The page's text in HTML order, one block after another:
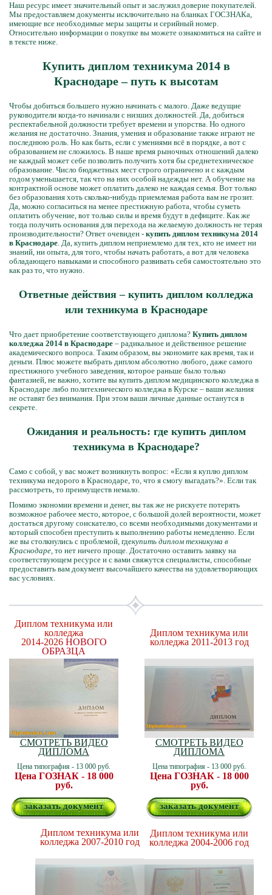
Наш ресурс имеет значительный опыт и заслужил доверие покупателей.
Мы предоставляем документы исключительно на бланках ГОСЗНАКа,
имеющие все необходимые меры защиты и серийный номер.
Относительно информации о покупке вы можете ознакомиться на сайте и
в тексте ниже.
Купить диплом техникума 2014 в
Краснодаре – путь к высотам
Чтобы добиться большего нужно начинать с малого. Даже ведущие
руководители когда-то начинали с низших должностей. Да, добиться
респектабельной должности требует времени и упорства. Но одного
желания не достаточно. Знания, умения и образование также играют не
последнюю роль. Но как быть, если с умениями всё в порядке, а вот с
образованием не сложилось. В наше время рыночных отношений далеко
не каждый может себе позволить получить хотя бы среднетехническое
образование. Число бюджетных мест строго ограничено и с каждым
годом уменьшается, так что на них особой надежды нет. А обучение на
контрактной основе может оплатить далеко не каждая семья. Вот только
без образования хоть сколько-нибудь приемлемая работа вам не грозит.
Да, можно согласиться на менее престижную работа, чтобы суметь
оплатить обучение, вот только силы и время будут в дефиците. Как же
тогда получить основания для перехода на желаемую должность не теряя
производительности? Ответ очевиден - купить диплом техникума 2014
в Краснодаре. Да, купить диплом неприемлемо для тех, кто не имеет ни
знаний, ни опыта, для того, чтобы начать работать, а вот для человека
обладающего навыками и способного развивать себя самостоятельно это
как раз то, что нужно.
Ответные действия – купить диплом колледжа
или техникума в Краснодаре
Что дает приобретение соответствующего диплома? Купить диплом
колледжа 2014 в Краснодаре – радикальное и действенное решение
академического вопроса. Таким образом, вы экономите как время, так и
деньги. Плюс можете выбрать диплом абсолютно любого, даже самого
престижного учебного заведения, которое раньше было только
фантазией, не важно, хотите вы купить диплом медицинского колледжа в
Краснодаре либо политехнического колледжа в Курске – ваши желания
не оставят без внимания. При этом ваши личные данные останутся в
секрете.
Ожидания и реальность: где купить диплом
техникума в Краснодаре?
Само с собой, у вас может возникнуть вопрос: «Если я куплю диплом
техникума недорого в Краснодаре, то, что я смогу выгадать?». Если так
рассмотреть, то преимуществ немало.
Помимо экономии времени и денег, вы так же не рискуете потерять
возможное рабочее место, которое, с большой долей вероятности, может
достаться другому соискателю, со всеми необходимыми документами и
который способен преступить к выполнению работы немедленно. Если
же вы столкнулись с проблемой, гдекупить диплом техникума в
Краснодаре, то нет ничего проще. Достаточно оставить заявку на
соответствующем ресурсе и с вами свяжутся специалисты, способные
предоставить вам документ высочайшего качества на удовлетворяющих
вас условиях.
Диплом техникума или
колледжа
2014-2026 НОВОГО
ОБРАЗЦА
СМОТРЕТЬ ВИДЕО
ДИПЛОМА
Цена типография - 13 000 руб.
Цена ГОЗНАК - 18 000
руб.
заказать документ
Диплом техникума или
колледжа 2011-2013 год
СМОТРЕТЬ ВИДЕО
ДИПЛОМА
Цена типография - 13 000 руб.
Цена ГОЗНАК - 18 000
руб.
заказать документ
Диплом техникума или
колледжа 2007-2010 год
Диплом техникума или
колледжа 2004-2006 год